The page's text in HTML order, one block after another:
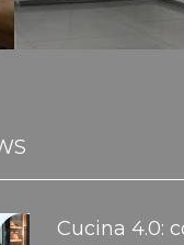
Cucina 4.0: